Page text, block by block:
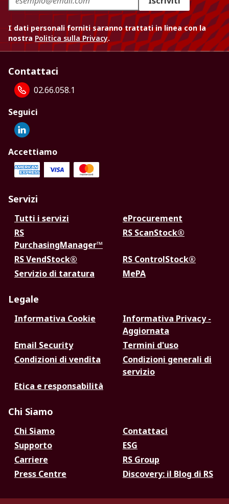
I dati personali forniti saranno trattati in linea con la
nostra Politica sulla Privacy.
Contattaci
02.66.058.1
Seguici
Accettiamo
Servizi
Tutti i servizi
eProcurement
RS
PurchasingManager™
RS ScanStock®
RS VendStock®
RS ControlStock®
Servizio di taratura
MePA
Legale
Informativa Cookie
Informativa Privacy -
Aggiornata
Email Security
Termini d'uso
Condizioni di vendita
Condizioni generali di
servizio
Etica e responsabilità
Chi Siamo
Chi Siamo
Contattaci
Supporto
ESG
Carriere
RS Group
Press Centre
Discovery: il Blog di RS